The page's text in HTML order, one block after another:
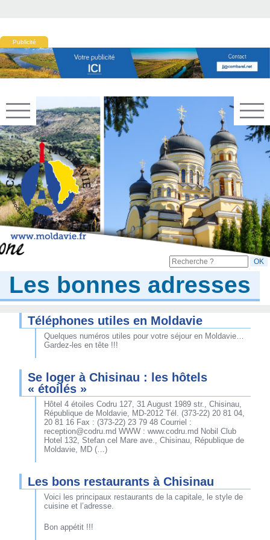
Publicité
Les bonnes adresses
Téléphones utiles en Moldavie
Quelques numéros utiles pour votre séjour en Moldavie…
Gardez-les en tête !!!
Se loger à Chisinau : les hôtels
« étoilés »
Hôtel 4 étoiles Codru 127, 31 August 1989 str., Chisinau,
République de Moldavie, MD-2012 Tél. (373-22) 20 81 04,
20 81 16 Fax : (373-22) 23 79 48 Courriel :
reception@codru.md WWW : www.codru.md Nobil Club
Hotel 132, Stefan cel Mare ave., Chisinau, République de
Moldavie, MD (…)
Les bons restaurants à Chisinau
Voici les principaux restaurants de la capitale, le style de
cuisine et l’adresse.
Bon appétit !!!